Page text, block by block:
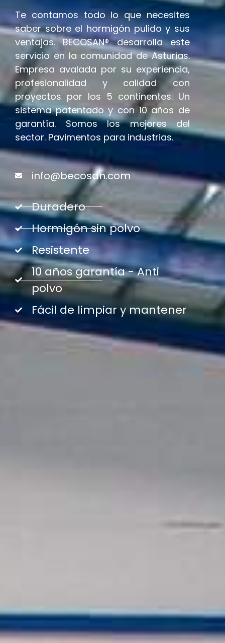
Te contamos todo lo que necesites
saber sobre el hormigón pulido y sus
ventajas. BECOSAN® desarrolla este
servicio en la comunidad de Asturias.
Empresa avalada por su experiencia,
profesionalidad y calidad con
proyectos por los 5 continentes. Un
sistema patentado y con 10 años de
garantía. Somos los mejores del
sector. Pavimentos para industrias.
info@becosan.com
Duradero
Hormigón sin polvo
Resistente
10 años garantía - Anti
polvo
Fácil de limpiar y mantener